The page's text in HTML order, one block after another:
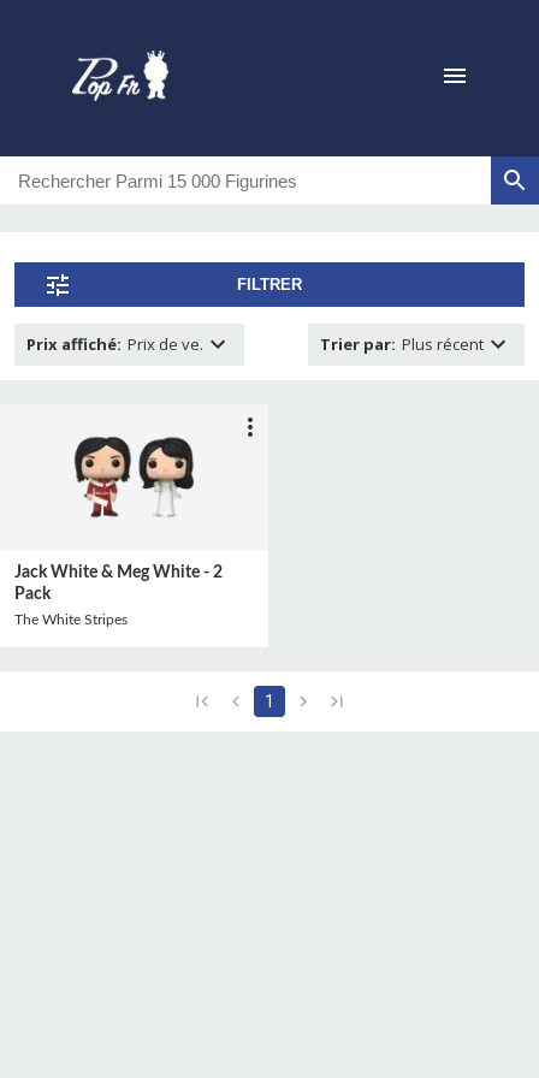
FILTRER
Prix affiché: Prix de ve. Trier par: Plus récent
Jack White & Meg White - 2
Pack
The White Stripes
1